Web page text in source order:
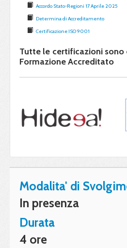
Accordo Stato-Regioni 17 Aprile 2025
Determina di Accreditamento
Certificazione ISO 9001
Tutte le certificazioni sono
Formazione Accreditato
Modalita' di
In presenza
Durata
4 ore